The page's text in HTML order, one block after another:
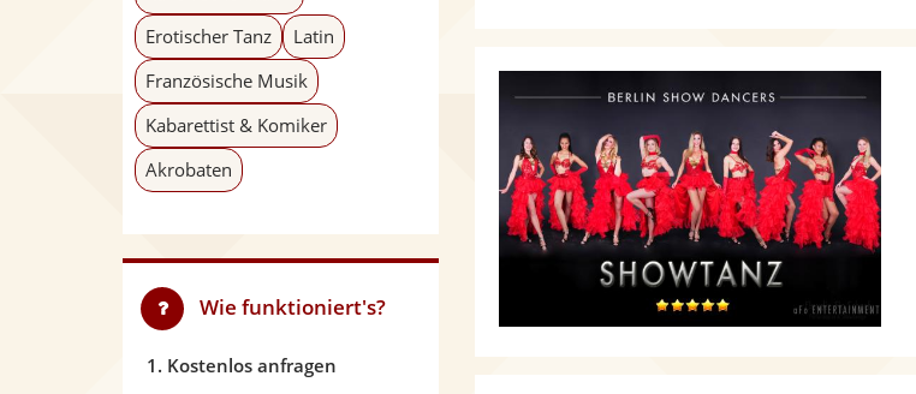
Erotischer Tanz
Latin
Französische Musik
Kabarettist & Komiker
Akrobaten
Wie funktioniert's?
1. Kostenlos anfragen